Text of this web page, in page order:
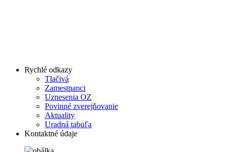
Rychlé odkazy
Tlačivá
Zamestnanci
Uznesenia OZ
Povinné zverejňovanie
Aktuality
Uradná tabuľa
Kontaktné údaje